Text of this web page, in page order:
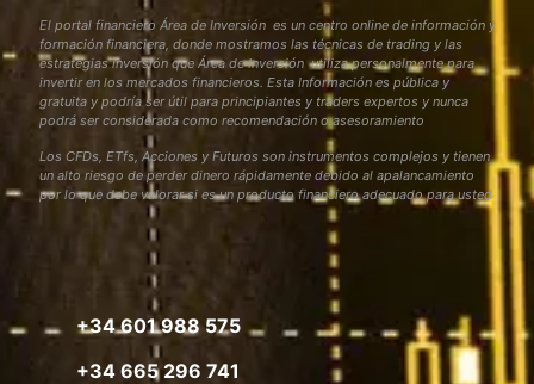
El portal financiero Área de Inversión es un centro online de información y
formación financiera, donde mostramos las técnicas de trading y las
estrategias inversión que Área de Inversión utiliza personalmente para
invertir en los mercados financieros. Esta Información es pública y
gratuita y podría ser útil para principiantes y traders expertos y nunca
podrá ser considerada como recomendación o asesoramiento
Los CFDs, ETfs, Acciones y Futuros son instrumentos complejos y tienen
un alto riesgo de perder dinero rápidamente debido al apalancamiento
por lo que debe valorar si es un producto financiero adecuado para usted
+34 601 988 575
+34 665 296 741